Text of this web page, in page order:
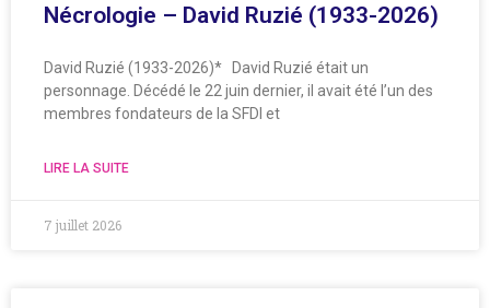
Nécrologie – David Ruzié (1933-2026)
David Ruzié (1933-2026)* David Ruzié était un
personnage. Décédé le 22 juin dernier, il avait été l’un des
membres fondateurs de la SFDI et
LIRE LA SUITE
7 juillet 2026